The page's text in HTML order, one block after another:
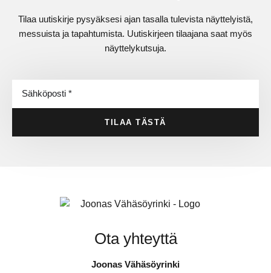
Tilaa uutiskirje pysyäksesi ajan tasalla tulevista näyttelyistä,
messuista ja tapahtumista. Uutiskirjeen tilaajana saat myös
näyttelykutsuja.
TILAA TÄSTÄ
Ota yhteyttä
Joonas Vähäsöyrinki